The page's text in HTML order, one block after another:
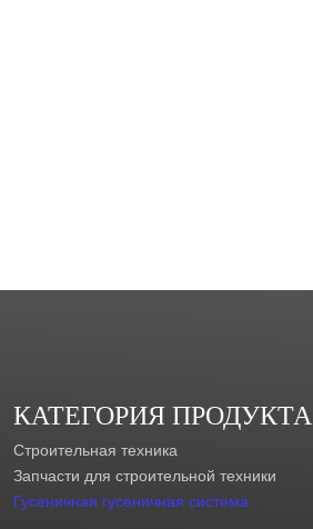
КАТЕГОРИЯ ПРОДУКТА
Строительная техника
Запчасти для строительной техники
Гусеничная гусеничная система